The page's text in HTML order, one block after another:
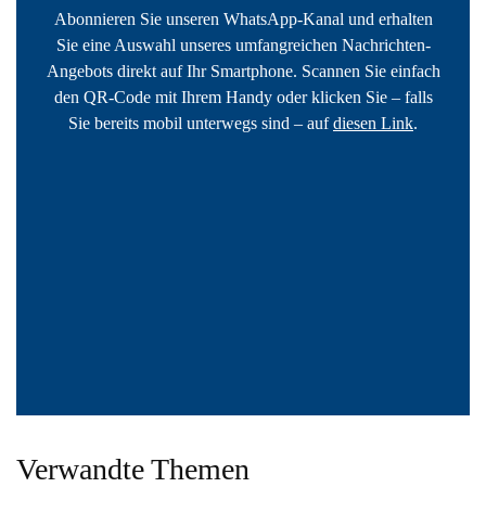
Abonnieren Sie unseren WhatsApp-Kanal und erhalten
Sie eine Auswahl unseres umfangreichen Nachrichten-
Angebots direkt auf Ihr Smartphone. Scannen Sie einfach
den QR-Code mit Ihrem Handy oder klicken Sie – falls
Sie bereits mobil unterwegs sind – aufdiesen Link.
Verwandte Themen